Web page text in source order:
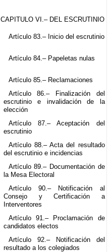
CAPITULO VI.– DEL ESCRUTINIO
Artículo 83.– Inicio del escrutinio
Artículo 84.– Papeletas nulas
Artículo 85.– Reclamaciones
Artículo 86.– Finalización del
escrutinio e invalidación de la
elección
Artículo 87.– Aceptación del
escrutinio
Artículo 88.– Acta del resultado
del escrutinio e incidencias
Artículo 89.– Documentación de
la Mesa Electoral
Artículo 90.– Notificación al
Consejo y Certificación a
Interventores
Artículo 91.– Proclamación de
candidatos electos
Artículo 92.– Notificación del
resultado a los colegiados